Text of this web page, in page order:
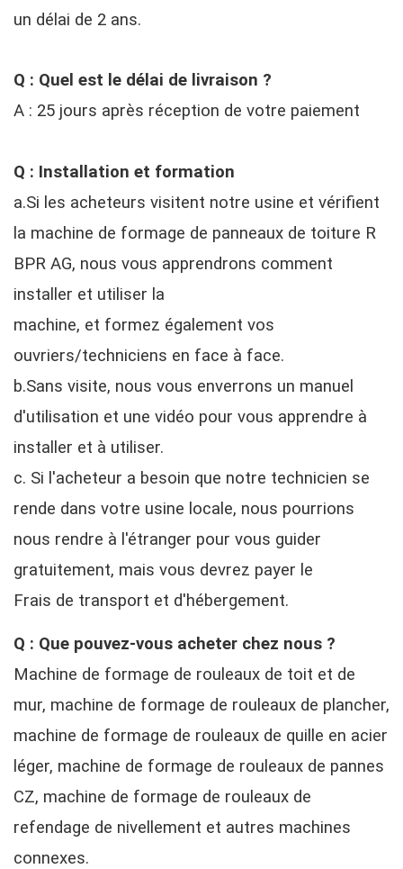
un délai de 2 ans.
Q : Quel est le délai de livraison ?
A : 25 jours après réception de votre paiement
Q : Installation et formation
a.Si les acheteurs visitent notre usine et vérifient
la machine de formage de panneaux de toiture R
BPR AG, nous vous apprendrons comment
installer et utiliser la
machine, et formez également vos
ouvriers/techniciens en face à face.
b.Sans visite, nous vous enverrons un manuel
d'utilisation et une vidéo pour vous apprendre à
installer et à utiliser.
c. Si l'acheteur a besoin que notre technicien se
rende dans votre usine locale, nous pourrions
nous rendre à l'étranger pour vous guider
gratuitement, mais vous devrez payer le
Frais de transport et d'hébergement.
Q : Que pouvez-vous acheter chez nous ?
Machine de formage de rouleaux de toit et de
mur, machine de formage de rouleaux de plancher,
machine de formage de rouleaux de quille en acier
léger, machine de formage de rouleaux de pannes
CZ, machine de formage de rouleaux de
refendage de nivellement et autres machines
connexes.